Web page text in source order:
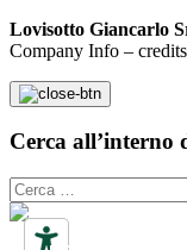
Lovisotto Giancarlo
Company Info –
Cerca all’interno
Ricerca
per: